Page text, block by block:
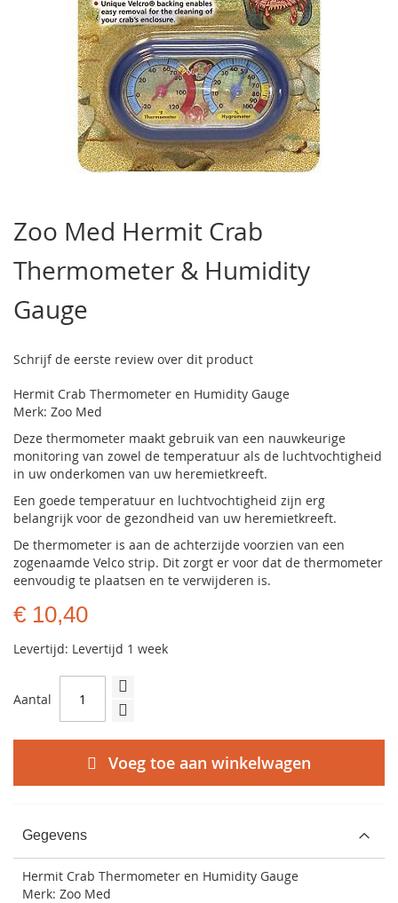
het
begin
van
de
afbeeldingen-
gallerij
Zoo Med Hermit Crab
Thermometer & Humidity
Gauge
Schrijf de eerste review over dit product
Hermit Crab Thermometer en Humidity Gauge
Merk: Zoo Med
Deze thermometer maakt gebruik van een nauwkeurige
monitoring van zowel de temperatuur als de luchtvochtigheid
in uw onderkomen van uw heremietkreeft.
Een goede temperatuur en luchtvochtigheid zijn erg
belangrijk voor de gezondheid van uw heremietkreeft.
De thermometer is aan de achterzijde voorzien van een
zogenaamde Velco strip. Dit zorgt er voor dat de thermometer
eenvoudig te plaatsen en te verwijderen is.
€ 10,40
Levertijd: Levertijd 1 week
Aantal
Voeg toe aan winkelwagen
Gegevens
Hermit Crab Thermometer en Humidity Gauge
Merk: Zoo Med